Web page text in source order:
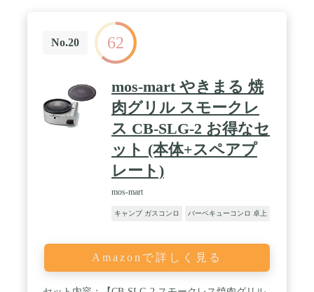
No.20 62
mos-mart やきまる 焼
肉グリル スモークレ
ス CB-SLG-2 お得なセ
ット (本体+スペアプ
レート)
mos-mart
キャンプ ガスコンロ バーベキューコンロ 卓上
Amazonで詳しく見る